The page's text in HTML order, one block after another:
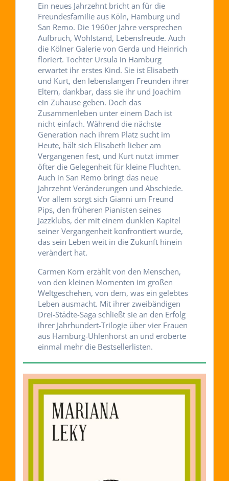
Ein neues Jahrzehnt bricht an für die
Freundesfamilie aus Köln, Hamburg und
San Remo. Die 1960er Jahre versprechen
Aufbruch, Wohlstand, Lebensfreude. Auch
die Kölner Galerie von Gerda und Heinrich
floriert. Tochter Ursula in Hamburg
erwartet ihr erstes Kind. Sie ist Elisabeth
und Kurt, den lebenslangen Freunden ihrer
Eltern, dankbar, dass sie ihr und Joachim
ein Zuhause geben. Doch das
Zusammenleben unter einem Dach ist
nicht einfach. Während die nächste
Generation nach ihrem Platz sucht im
Heute, hält sich Elisabeth lieber am
Vergangenen fest, und Kurt nutzt immer
öfter die Gelegenheit für kleine Fluchten.
Auch in San Remo bringt das neue
Jahrzehnt Veränderungen und Abschiede.
Vor allem sorgt sich Gianni um Freund
Pips, den früheren Pianisten seines
Jazzklubs, der mit einem dunklen Kapitel
seiner Vergangenheit konfrontiert wurde,
das sein Leben weit in die Zukunft hinein
verändert hat.
Carmen Korn erzählt von den Menschen,
von den kleinen Momenten im großen
Weltgeschehen, von dem, was ein gelebtes
Leben ausmacht. Mit ihrer zweibändigen
Drei-Städte-Saga schließt sie an den Erfolg
ihrer Jahrhundert-Trilogie über vier Frauen
aus Hamburg-Uhlenhorst an und eroberte
einmal mehr die Bestsellerlisten.